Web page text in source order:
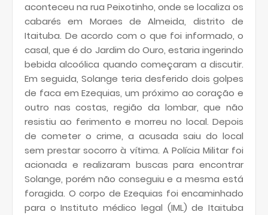
aconteceu na rua Peixotinho, onde se localiza os
cabarés em Moraes de Almeida, distrito de
Itaituba. De acordo com o que foi informado, o
casal, que é do Jardim do Ouro, estaria ingerindo
bebida alcoólica quando começaram a discutir.
Em seguida, Solange teria desferido dois golpes
de faca em Ezequias, um próximo ao coração e
outro nas costas, região da lombar, que não
resistiu ao ferimento e morreu no local. Depois
de cometer o crime, a acusada saiu do local
sem prestar socorro à vítima. A Polícia Militar foi
acionada e realizaram buscas para encontrar
Solange, porém não conseguiu e a mesma está
foragida. O corpo de Ezequias foi encaminhado
para o Instituto médico legal (IML) de Itaituba